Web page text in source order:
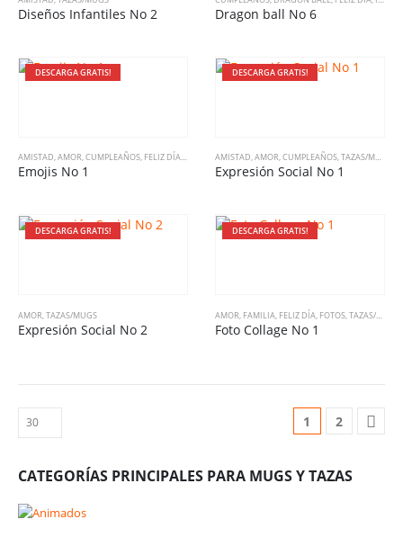
Diseños Infantiles No 2 Dragon ball No 6
DESCARGA GRATIS!
AMISTAD,AMOR,CUMPLEAÑOS, FELIZ DÍA,INFANTIL,TAZAS/MUGS,VARIADO
Emojis No 1
DESCARGA GRATIS!
AMISTAD,AMOR,CUMPLEAÑOS,TAZAS/MUGS
Expresión Social No 1
DESCARGA GRATIS!
AMOR,TAZAS/MUGS
Expresión Social No 2
DESCARGA GRATIS!
AMOR, FAMILIA, FELIZ DÍA, FOTOS,TAZAS/MUGS
Foto Collage No 1
1 2
CATEGORÍAS PRINCIPALES PARA MUGS Y TAZAS